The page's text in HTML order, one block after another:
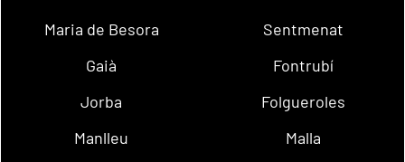
Maria de Besora
Sentmenat
Gaià
Fontrubí
Jorba
Folgueroles
Manlleu
Malla